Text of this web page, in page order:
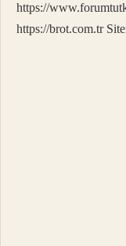
https://
https://brot.com.tr